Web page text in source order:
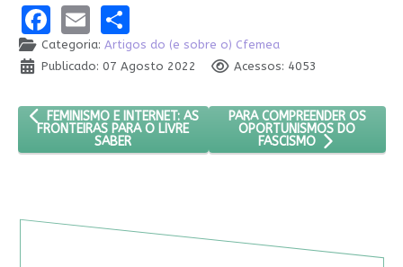
Facebook
EmailShare
Categoria: Artigos do (e sobre o) Cfemea
Publicado: 07 Agosto 2022
Acessos: 4053
ARTIGO ANTERIOR: FEMINISMO E INTERNET: AS FRONTEIRAS
FEMINISMO E INTERNET: AS
FRONTEIRAS PARA O LIVRE
SABER
PRÓXIMO ARTIGO: PARA
PARA COMPREENDER OS
OPORTUNISMOS DO
FASCISMO